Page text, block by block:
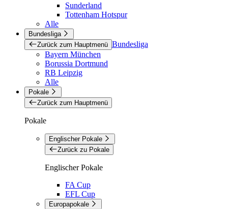
Sunderland
Tottenham Hotspur
Alle
Bundesliga
Zurück zum Hauptmenü Bundesliga
Bayern München
Borussia Dortmund
RB Leipzig
Alle
Pokale
Zurück zum Hauptmenü
Pokale
Englischer Pokale
Zurück zu Pokale
Englischer Pokale
FA Cup
EFL Cup
Europapokale